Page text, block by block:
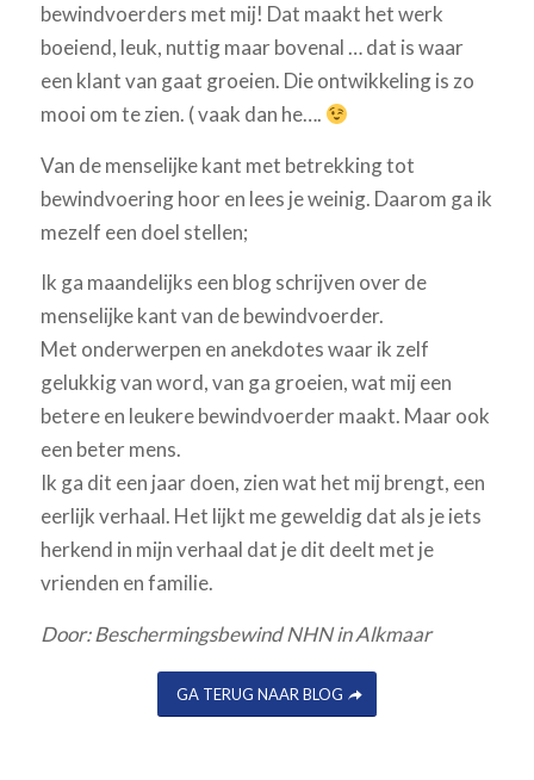
bewindvoerders met mij! Dat maakt het werk
boeiend, leuk, nuttig maar bovenal … dat is waar
een klant van gaat groeien. Die ontwikkeling is zo
mooi om te zien. ( vaak dan he….
Van de menselijke kant met betrekking tot
bewindvoering hoor en lees je weinig. Daarom ga ik
mezelf een doel stellen;
Ik ga maandelijks een blog schrijven over de
menselijke kant van de bewindvoerder.
Met onderwerpen en anekdotes waar ik zelf
gelukkig van word, van ga groeien, wat mij een
betere en leukere bewindvoerder maakt. Maar ook
een beter mens.
Ik ga dit een jaar doen, zien wat het mij brengt, een
eerlijk verhaal. Het lijkt me geweldig dat als je iets
herkend in mijn verhaal dat je dit deelt met je
vrienden en familie.
Door: Beschermingsbewind NHN in Alkmaar
GA TERUG NAAR BLOG